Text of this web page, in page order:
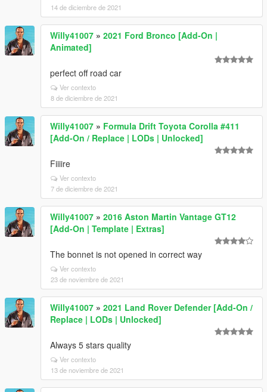
14 de diciembre de 2021
Willy41007 » 2021 Ford Bronco [Add-On |
Animated]
perfect off road car
Ver contexto
8 de diciembre de 2021
Willy41007 » Formula Drift Toyota Corolla #411
[Add-On / Replace | LODs | Unlocked]
Fiiiire
Ver contexto
7 de diciembre de 2021
Willy41007 » 2016 Aston Martin Vantage GT12
[Add-On | Template | Extras]
The bonnet is not opened in correct way
Ver contexto
23 de noviembre de 2021
Willy41007 » 2021 Land Rover Defender [Add-On /
Replace | LODs | Unlocked]
Always 5 stars quality
Ver contexto
13 de noviembre de 2021